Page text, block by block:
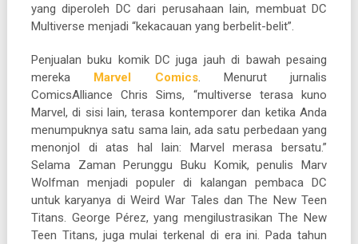
yang diperoleh DC dari perusahaan lain, membuat DC
Multiverse menjadi “kekacauan yang berbelit-belit”.
Penjualan buku komik DC juga jauh di bawah pesaing
mereka Marvel Comics. Menurut jurnalis
ComicsAlliance Chris Sims, “multiverse terasa kuno
Marvel, di sisi lain, terasa kontemporer dan ketika Anda
menumpuknya satu sama lain, ada satu perbedaan yang
menonjol di atas hal lain: Marvel merasa bersatu.”
Selama Zaman Perunggu Buku Komik, penulis Marv
Wolfman menjadi populer di kalangan pembaca DC
untuk karyanya di Weird War Tales dan The New Teen
Titans. George Pérez, yang mengilustrasikan The New
Teen Titans, juga mulai terkenal di era ini. Pada tahun